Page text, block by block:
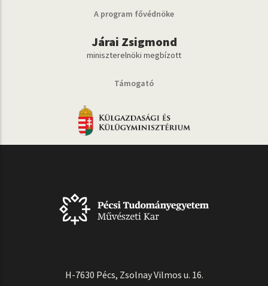
A program fővédnöke
Járai Zsigmond
miniszterelnöki megbízott
Támogató
H-7630 Pécs, Zsolnay Vilmos u. 16.